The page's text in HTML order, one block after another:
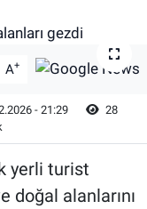
A+
- 21:29
28
yerli turist
doğal alanlarını